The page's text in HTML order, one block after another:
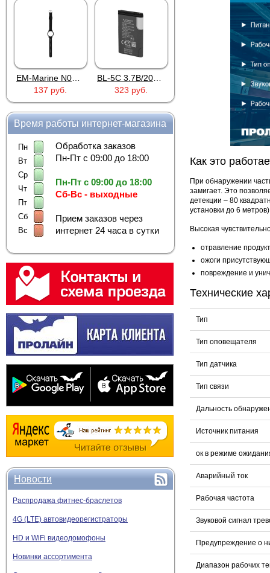
137 руб.
323 руб.
Proline PR-HPT615TY
Время работы интернет-магазина
Пн
Вт
Ср
Чт
Пт
Сб
Вс
Обработка заказов
Пн-Пт с 09:00 до 18:00
Пн-Пт с 09:00 до 18:00
Сб-Вс - выходные
Прием заказов через
интернет 24 часа в сутки
Новости
Распродажа фитнес-браслетов
4G (LTE) автовидеорегистраторы
HD и WiFi видеодомофоны
Новинки ассортимента
Как это
При обнаружении
замигает. Это
детекции – 80
установки до 6
Высокая
отравление
ожоги
повреждение и
Технические
Тип
Тип оповещателя
Тип датчика
Тип связи
Дальность
Источник питания
ок в режиме
Аварийный ток
Рабочая частота
Звуковой сигнал
Предупреждение о
Диапазон рабочих